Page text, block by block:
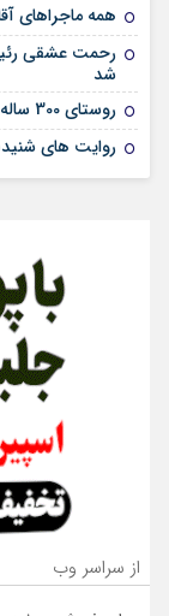
همه ماجراهای
رحمت عشقی
شد
روستای 300 ساله سرخ ‌گریوه بهشهر با اهالی کردستان + تصاویر
روایت های
از سراسر وب